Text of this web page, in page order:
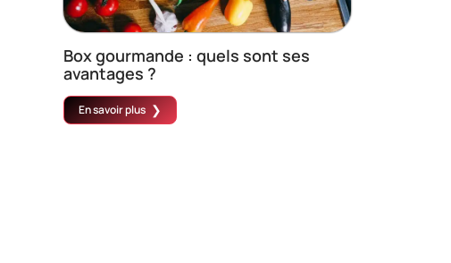
Box gourmande : quels sont ses
avantages ?
En savoir plus